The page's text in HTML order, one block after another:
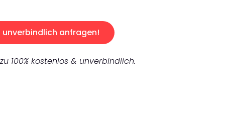
unverbindlich anfragen!
100% kostenlos & unverbindlich.